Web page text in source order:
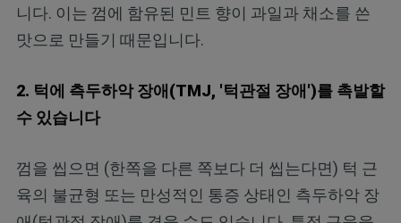
니다. 이는 껌에 함유된 민트 향이 과일과 채소를 쓴
맛으로 만들기 때문입니다.
2. 턱에 측두하악 장애(TMJ, '턱관절 장애')를 촉발할
수 있습니다
껌을 씹으면 (한쪽을 다른 쪽보다 더 씹는다면) 턱 근
육의 불균형 또는 만성적인 통증 상태인 측두하악 장